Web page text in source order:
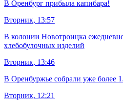
В Оренбург прибыла капибара!
Вторник, 13:57
В колонии Новотроицка
хлебобулочных изделий
Вторник, 13:46
В Оренбуржье собрали уже более
Вторник, 12:21